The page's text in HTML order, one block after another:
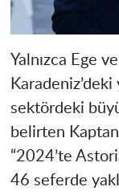
Yalnızca Ege
Karadeniz’deki
sektördeki
belirten Kaptan
“2024’te
46 seferde